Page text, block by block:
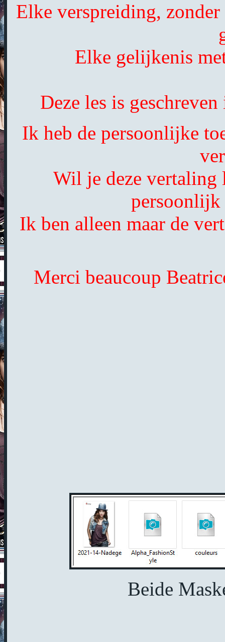
Elke verspreiding,
Elke gelijkenis
Deze les is
Ik heb de persoonlijke
Wil je deze vertaling
persoonlijk
Ik ben alleen maar de
Merci beaucoup
Beide